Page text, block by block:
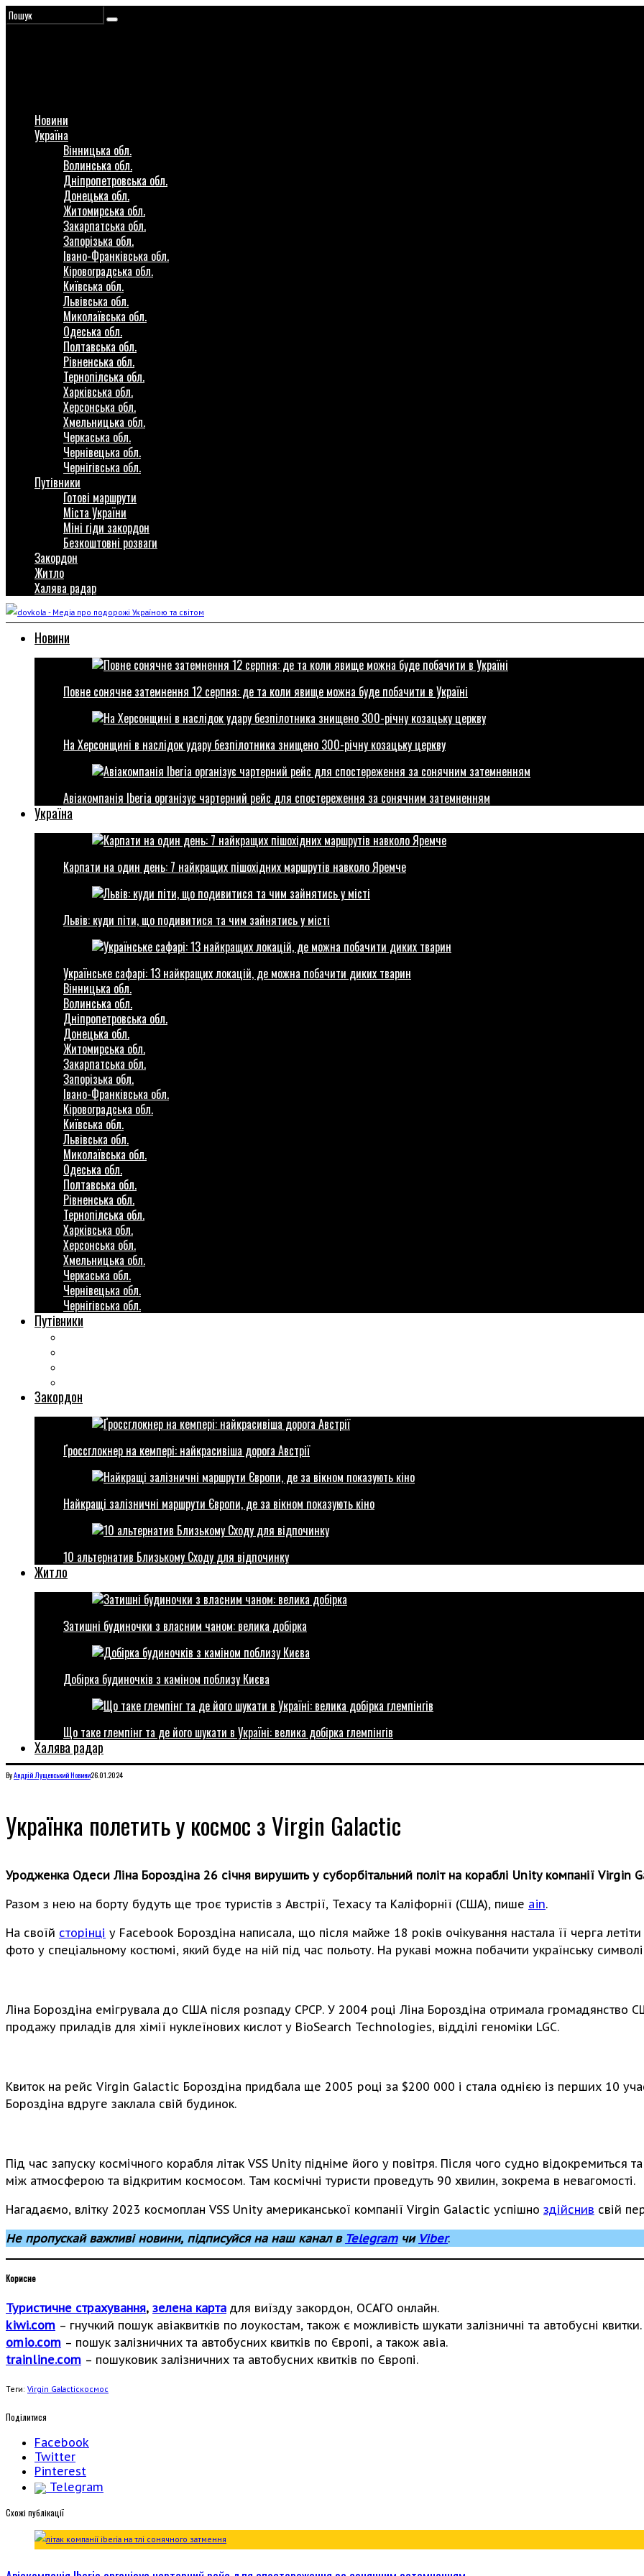
Новини
Україна
Вінницька обл.
Волинська обл.
Дніпропетровська обл.
Донецька обл.
Житомирська обл.
Закарпатська обл.
Запорізька обл.
Івано-Франківська обл.
Кіровоградська обл.
Київська обл.
Львівська обл.
Миколаївська обл.
Одеська обл.
Полтавська обл.
Рівненська обл.
Тернопілська обл.
Харківська обл.
Херсонська обл.
Хмельницька обл.
Черкаська обл.
Чернівецька обл.
Чернігівська обл.
Путівники
Готові маршрути
Міста України
Міні гіди закордон
Безкоштовні розваги
Закордон
Житло
Халява радар
Новини
Повне сонячне затемнення 12 серпня: де та коли явище можна буде побачити в Україні
На Херсонщині в наслідок удару безпілотника знищено 300-річну козацьку церкву
Авіакомпанія Iberia організує чартерний рейс для спостереження за сонячним затемненням
Україна
Карпати на один день: 7 найкращих пішохідних маршрутів навколо Яремче
Львів: куди піти, що подивитися та чим зайнятись у місті
Українське сафарі: 13 найкращих локацій, де можна побачити диких тварин
Вінницька обл.
Волинська обл.
Дніпропетровська обл.
Донецька обл.
Житомирська обл.
Закарпатська обл.
Запорізька обл.
Івано-Франківська обл.
Кіровоградська обл.
Київська обл.
Львівська обл.
Миколаївська обл.
Одеська обл.
Полтавська обл.
Рівненська обл.
Тернопілська обл.
Харківська обл.
Херсонська обл.
Хмельницька обл.
Черкаська обл.
Чернівецька обл.
Чернігівська обл.
Путівники
Закордон
Ґроссглокнер на кемпері: найкрасивіша дорога Австрії
Найкращі залізничні маршрути Європи, де за вікном показують кіно
10 альтернатив Близькому Сходу для відпочинку
Житло
Затишні будиночки з власним чаном: велика добірка
Добірка будиночків з каміном поблизу Києва
Що таке глемпінг та де його шукати в Україні: велика добірка глемпінгів
Халява радар
ByАндрій ЛущевськийНовини26.01.2024
Українка полетить у космос з Virgin Galactic
Уродженка Одеси Ліна Бороздіна 26 січня вирушить у суборбітальний політ на кораблі Unity компанії Virgin
Разом з нею на борту будуть ще троє туристів з Австрії, Техасу та Каліфорнії (США), пише ain.
На своїй сторінці у Facebook Бороздіна написала, що після майже 18 років очікування настала її черга
фото у спеціальному костюмі, який буде на ній під час польоту. На рукаві можна побачити українську
Ліна Бороздіна емігрувала до США після розпаду СРСР. У 2004 році Ліна Бороздіна отримала громадянство
продажу приладів для хімії нуклеїнових кислот у BioSearch Technologies, відділі геноміки LGC.
Квиток на рейс Virgin Galactic Бороздіна придбала ще 2005 році за $200 000 і стала однією із перших 10
Бороздіна вдруге заклала свій будинок.
Під час запуску космічного корабля літак VSS Unity підніме його у повітря. Після чого судно відокремиться
між атмосферою та відкритим космосом. Там космічні туристи проведуть 90 хвилин, зокрема в невагомості.
Нагадаємо, влітку 2023 космоплан VSS Unity американської компанії Virgin Galactic успішно здійснив свій
Не пропускай важливі новини, підписуйся на наш канал в Telegramчи Viber.
Корисне
Туристичне страхування, зелена карта для виїзду закордон, ОСАГО онлайн.
kiwi.com – гнучкий пошук авіаквитків по лоукостам, також є можливість шукати залізничні та автобусні квитки.
omio.com – пошук залізничних та автобусних квитків по Європі, а також авіа.
trainline.com – пошуковик залізничних та автобусних квитків по Європі.
Теги: Virgin Galacticкосмос
Поділитися
Facebook
Twitter
Pinterest
Telegram
Cхожі публікації